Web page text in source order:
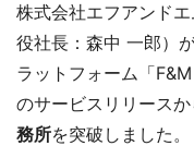
株式会社エフアンド
役社長：森中 一郎）
ラットフォーム「
のサービスリリース
務所を突破しました。